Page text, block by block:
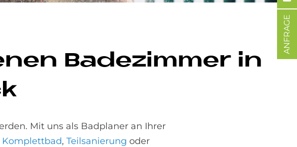
Ba­de­zim­mer in
Mit uns als Badplaner an Ihrer
Komplettbad, Teilsanierung oder
ANFRAGE